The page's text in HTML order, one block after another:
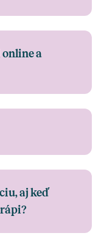
online a
aj keď